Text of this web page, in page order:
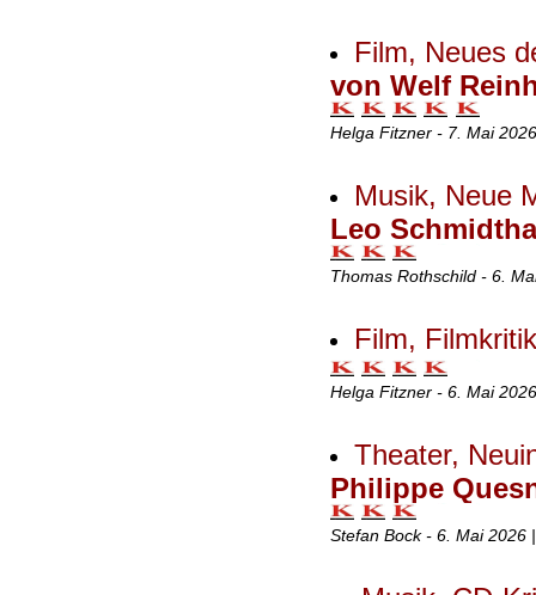
Film, Neues
von Welf
Helga Fitzner - 7. Mai
Musik, Neue
Leo
Thomas Rothschild - 6.
Film,
Helga Fitzner - 6. Mai
Theater,
Philippe
Stefan Bock - 6. Mai 2026